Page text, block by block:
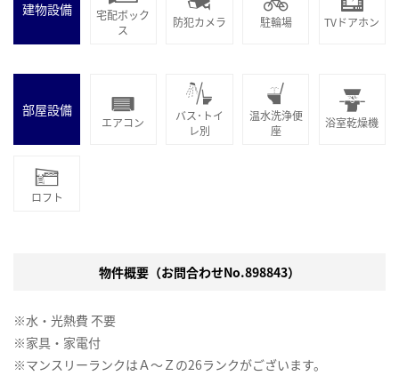
建物設備
宅配ボック
ス
防犯カメラ 駐輪場 TVドアホン
部屋設備
エアコン
バス･トイ
レ別
温水洗浄便
座
浴室乾燥機
ロフト
物件概要（お問合わせNo.898843）
※水・光熱費 不要
※家具・家電付
※マンスリーランクはＡ～Ｚの26ランクがございます。